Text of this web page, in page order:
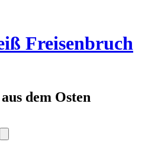
Freisenbruch
dem Osten